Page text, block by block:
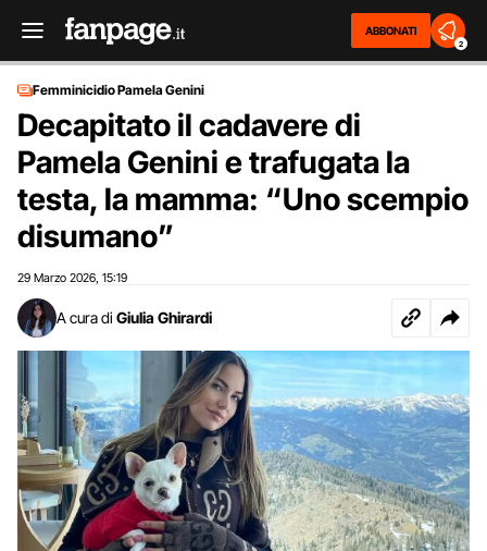
ABBONATI
2
Femminicidio Pamela Genini
Decapitato il cadavere di
Pamela Genini e trafugata la
testa, la mamma: “Uno scempio
disumano”
29 Marzo 2026 15:19
A cura di Giulia Ghirardi